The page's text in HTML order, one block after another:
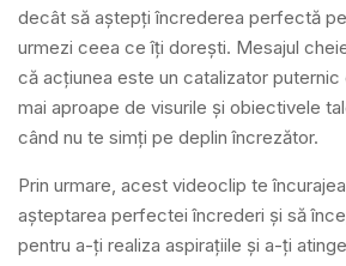
decât să aștepți încrederea perfectă
urmezi ceea ce îți dorești. Mesajul
că acțiunea este un catalizator
mai aproape de visurile și obiectivele
când nu te simți pe deplin încrezător.
Prin urmare, acest videoclip te
așteptarea perfectei încrederi și să
pentru a-ți realiza aspirațiile și a-ți